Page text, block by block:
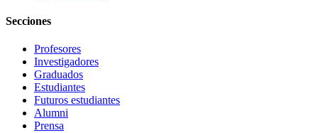
Secciones
Profesores
Investigadores
Graduados
Estudiantes
Futuros estudiantes
Alumni
Prensa